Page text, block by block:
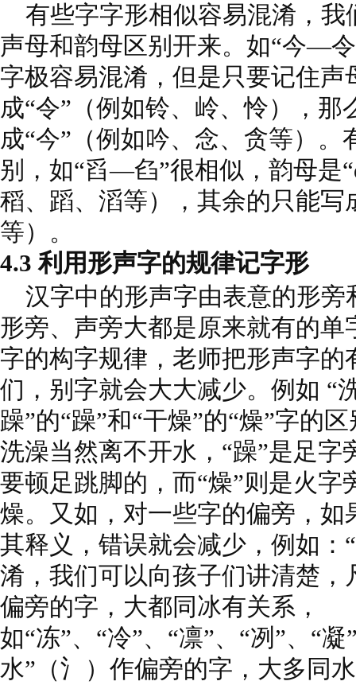
有些字字形相似容易混淆，我
声母和韵母区别开来。如“今—
字极容易混淆，但是只要记住声
成“令”（例如铃、岭、怜），那
成“今”（例如吟、念、贪等）。
别，如“舀—臽”很相似，韵母是
稻、蹈、滔等），其余的只能写
等）。
4.3 利用形声字的规律记字形
汉字中的形声字由表意的形旁
形旁、声旁大都是原来就有的
字的构字规律，老师把形声字的
们，别字就会大大减少。例如 “
躁”的“躁”和“干燥”的“燥”字的
洗澡当然离不开水，“躁”是足字
要顿足跳脚的，而“燥”则是火字
燥。又如，对一些字的偏旁，如
其释义，错误就会减少，例如：
淆，我们可以向孩子们讲清楚，
偏旁的字，大都同冰有关系，
如“冻”、“冷”、“凛”、“冽”、“
水”（氵）作偏旁的字，大多同